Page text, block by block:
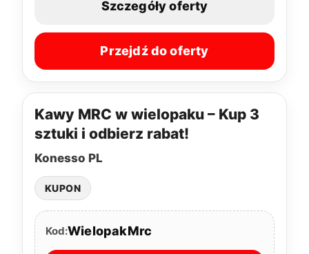
Szczegóły oferty
Przejdź do oferty
Kawy MRC w wielopaku – Kup 3
sztuki i odbierz rabat!
Konesso PL
KUPON
Kod:WielopakMrc